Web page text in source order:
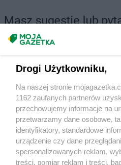
Masz sugestie lub
Napisz do nas:
Zobacz szczegóły
Retail Radar –
Produkty
Wasze ulubione produkty
Regulamin serwisu i polityka
Drogi Użytkowniku,
Na naszej stronie
1162 zaufanych partnerów
przechowujemy informacje na
przetwarzamy dane osobowe,
identyfikatory, standardowe
urządzenie czy dane
spersonalizowanych reklam,
treści, pomiar reklam i treści,